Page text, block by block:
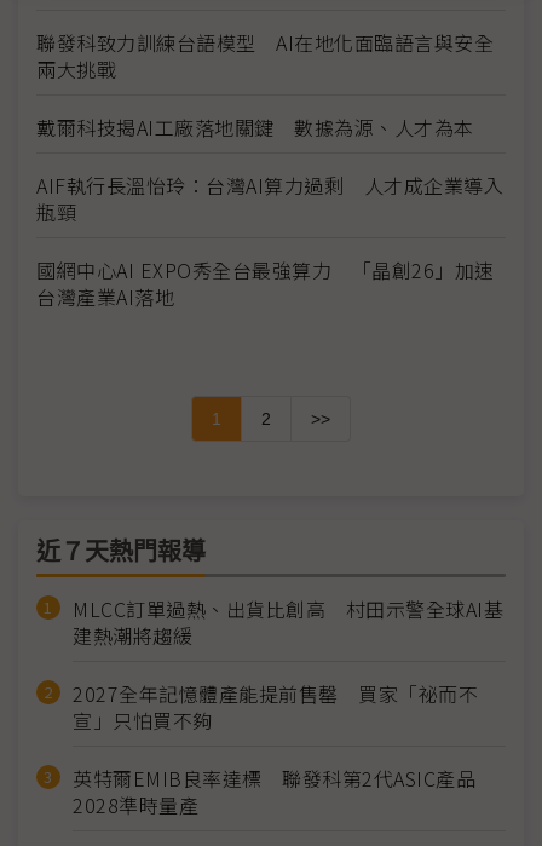
聯發科致力訓練台語模型 AI在地化面臨語言與安全
兩大挑戰
戴爾科技揭AI工廠落地關鍵 數據為源、人才為本
AIF執行長溫怡玲：台灣AI算力過剩 人才成企業導入
瓶頸
國網中心AI EXPO秀全台最強算力 「晶創26」加速
台灣產業AI落地
1 2 >>
近７天熱門報導
MLCC訂單過熱、出貨比創高 村田示警全球AI基
建熱潮將趨緩
2027全年記憶體產能提前售罄 買家「祕而不
宣」只怕買不夠
英特爾EMIB良率達標 聯發科第2代ASIC產品
2028準時量產